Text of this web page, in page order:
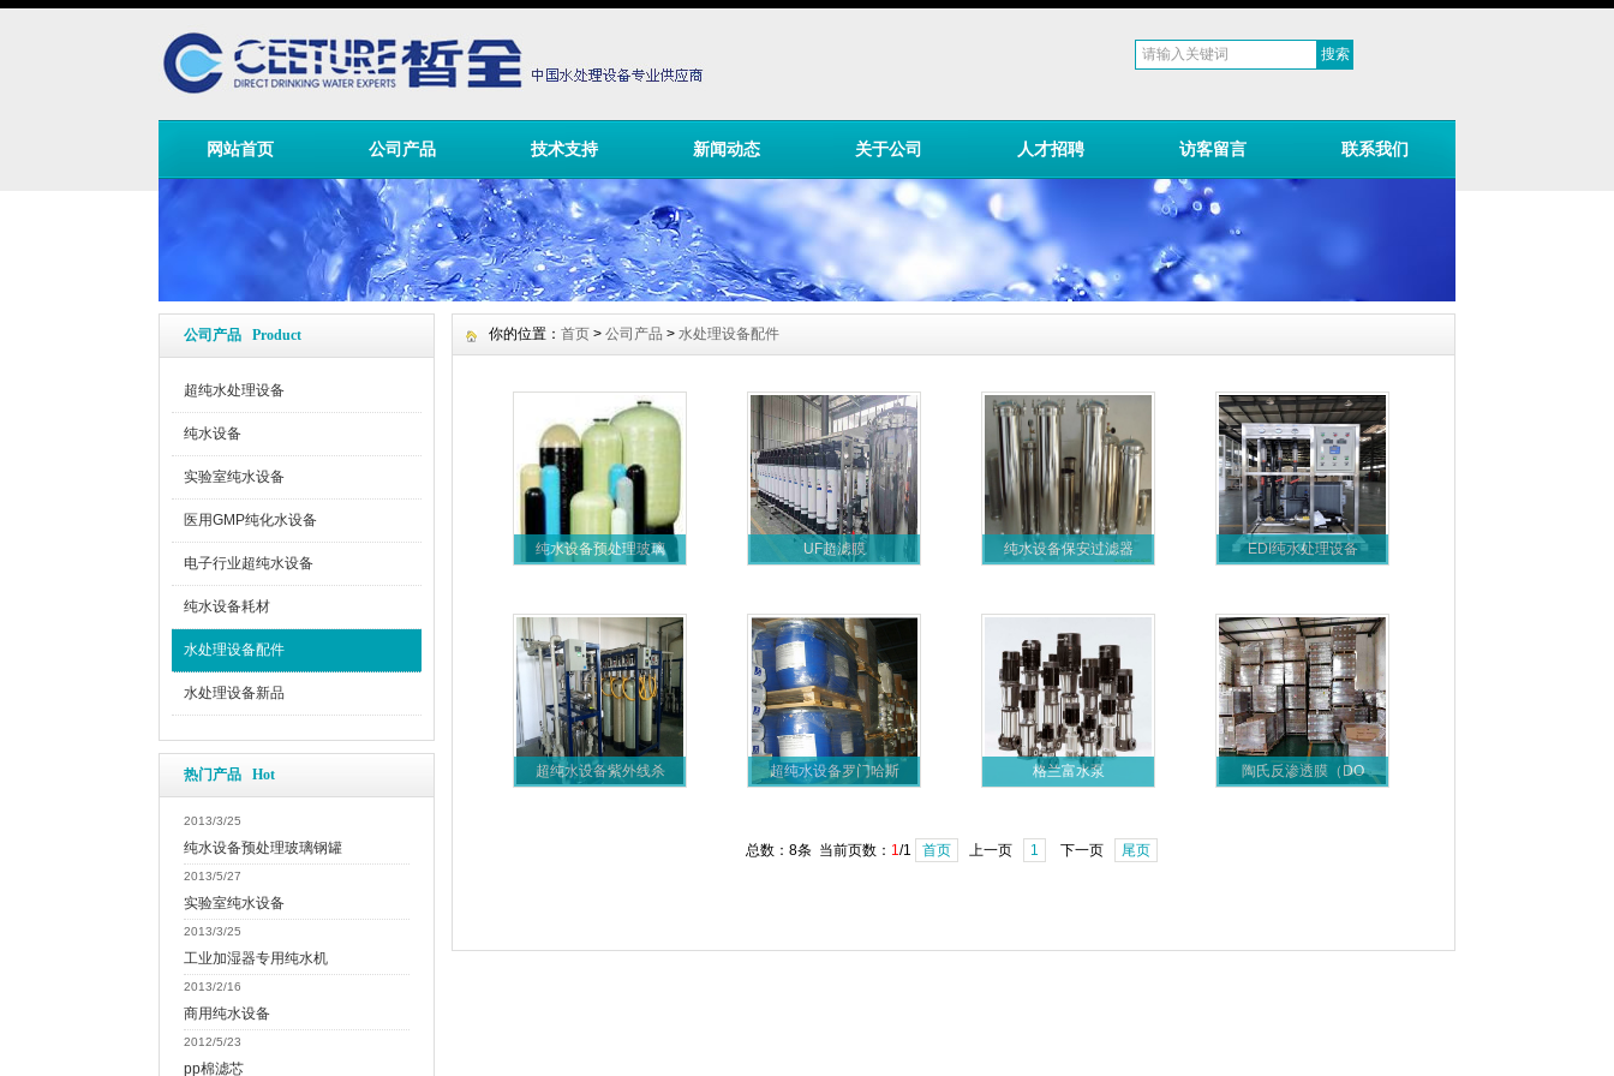
网站首页 公司产品 技术支持 新闻动态 关于公司 人才招聘 访客留言 联系我们
公司产品 Product
超纯水处理设备
纯水设备
实验室纯水设备
医用GMP纯化水设备
电子行业超纯水设备
纯水设备耗材
水处理设备配件
水处理设备新品
热门产品 Hot
2013/3/25
纯水设备预处理玻璃钢罐
2013/5/27
实验室纯水设备
2013/3/25
工业加湿器专用纯水机
2013/2/16
商用纯水设备
2012/5/23
pp棉滤芯
你的位置： 首页 > 公司产品 > 水处理设备配件
纯水设备预处理玻璃 UF超滤膜 纯水设备保安过滤器 EDI纯水处理设备
超纯水设备紫外线杀 超纯水设备罗门哈斯 格兰富水泵 陶氏反渗透膜（DO
总数：8条 当前页数： 1/1 首页 上一页 1 下一页 尾页